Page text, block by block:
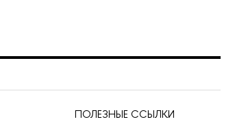
ПОЛЕЗНЫЕ ССЫЛКИ